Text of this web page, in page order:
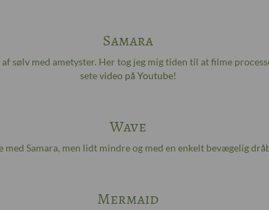
Samara
sølv med ametyster. Her tog jeg mig tiden til at filme
setevideo på Youtube!
Wave
med Samara, men lidt mindre og med en enkelt bevægelig
Mermaid